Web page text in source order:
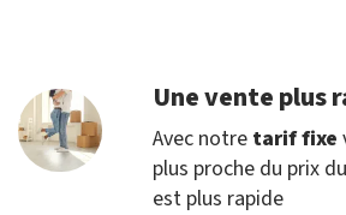
Une vente plus
Avec notre tarif fixe
plus proche du prix
est plus rapide